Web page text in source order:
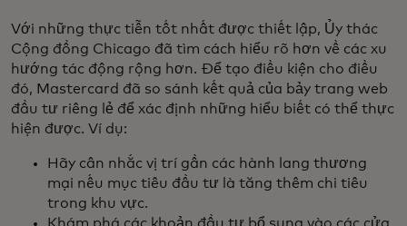
Với những thực tiễn tốt nhất được thiết lập, Ủy thác
Cộng đồng Chicago đã tìm cách hiểu rõ hơn về các xu
hướng tác động rộng hơn. Để tạo điều kiện cho điều
đó, Mastercard đã so sánh kết quả của bảy trang web
đầu tư riêng lẻ để xác định những hiểu biết có thể thực
hiện được. Ví dụ:
Hãy cân nhắc vị trí gần các hành lang thương
mại nếu mục tiêu đầu tư là tăng thêm chi tiêu
trong khu vực.
Khám phá các khoản đầu tư bổ sung vào các cửa